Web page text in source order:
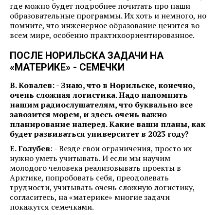
где можно будет подробнее почитать про наши
образовательные программы. Их хоть и немного, но
помните, что инженерное образование ценится во
всем мире, особенно практикоориентированное.
ПОСЛЕ НОРИЛЬСКА ЗАДАЧИ НА
«МАТЕРИКЕ» - СЕМЕЧКИ
В. Ковалев: - Знаю, что в Норильске, конечно,
очень сложная логистика. Надо напомнить
нашим радиослушателям, что буквально все
завозится морем, и здесь очень важно
планирование наперед. Какие ваши планы, как
будет развиваться университет в 2023 году?
Е. Голубев: - Везде свои ограничения, просто их
нужно уметь учитывать. И если мы научим
молодого человека реализовывать проекты в
Арктике, попробовать себя, преодолевать
трудности, учитывать очень сложную логистику,
согласитесь, на «материке» многие задачи
покажутся семечками.